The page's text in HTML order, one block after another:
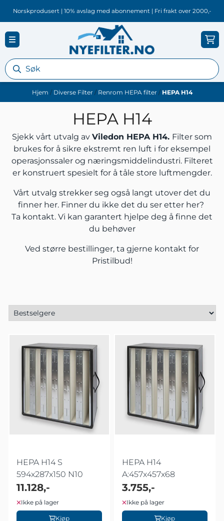
Hopp til innhold
Norskprodusert | 10% avslag med abonnement | Fri frakt over 2000,-
Hjem / Diverse Filter / Renrom HEPA filter / HEPA H14
HEPA H14
Sjekk vårt utvalg av Viledon HEPA H14. Filter som
brukes for å sikre ekstremt ren luft i for eksempel
operasjonssaler og næringsmiddelindustri. Filteret
er konstruert spesielt for å tåle store luftmengder.
Vårt utvalg strekker seg også langt utover det du
finner her. Finner du ikke det du ser etter her?
Ta kontakt. Vi kan garantert hjelpe deg å finne det
du behøver
Ved større bestillinger, ta gjerne kontakt for
Pristilbud!
HEPA H14 S
594x287x150 N10
11.128,-
Ikke på lager
Kjøp
HEPA H14
A:457x457x68
3.755,-
Ikke på lager
Kjøp